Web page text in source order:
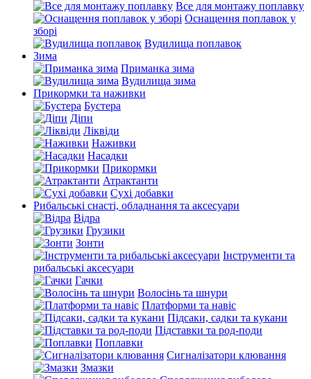
Все для монтажу поплавку
Оснащення поплавок у
зборі
Вудилища поплавок
Зима
Приманка зима
Вудилища зима
Прикормки та наживки
Бустера
Діпи
Ліквіди
Наживки
Насадки
Прикормки
Атрактанти
Сухі добавки
Рибальські снасті, обладнання та аксесуари
Відра
Грузики
Зонти
Інструменти та
рибальські аксесуари
Гачки
Волосінь та шнури
Платформи та навіс
Підсаки, садки та кукани
Підставки та род-поди
Поплавки
Сигналізатори клювання
Змазки